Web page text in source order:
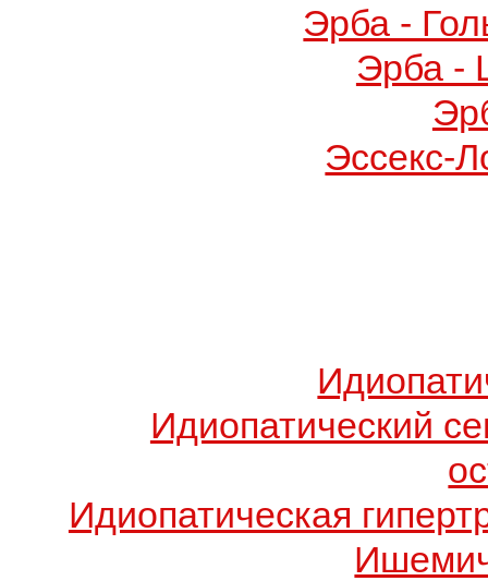
Эрба -
Эрба -
Эссекс-
Идиопатический
Идиопатическая